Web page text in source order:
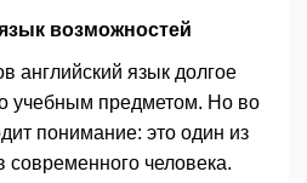
возможностей
английский язык долгое
учебным предметом. Но во
понимание: это один из
современного человека.